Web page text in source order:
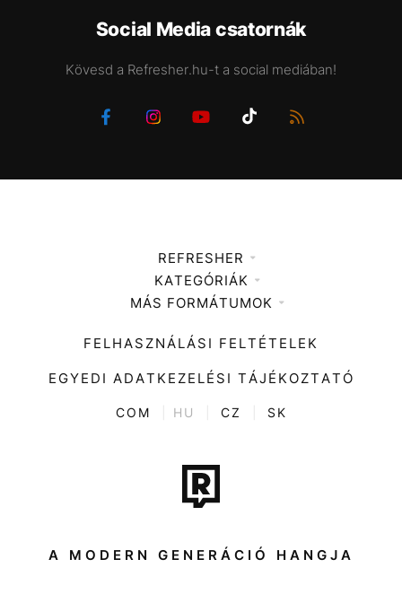
Social Media csatornák
Kövesd a Refresher.hu-t a social mediában!
REFRESHER
Médiaajánlat
KATEGÓRIÁK
Zene
Divat
Kultúra
ENTR
Tech-Tudomány
Sport
Társadalom
MÁS FORMÁTUMOK
FELHASZNÁLÁSI FELTÉTELEK
EGYEDI ADATKEZELÉSI TÁJÉKOZTATÓ
COM HU CZ SK
A MODERN GENERÁCIÓ HANGJA